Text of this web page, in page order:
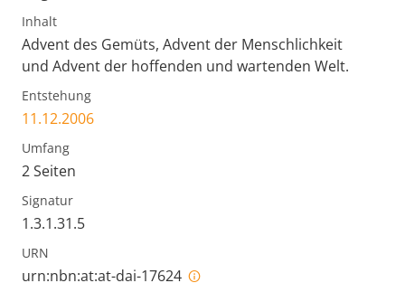
Inhalt
Advent des Gemüts, Advent der Menschlichkeit
und Advent der hoffenden und wartenden Welt.
Entstehung
11.12.2006
Umfang
2 Seiten
Signatur
1.3.1.31.5
URN
urn:nbn:at:at-dai-17624